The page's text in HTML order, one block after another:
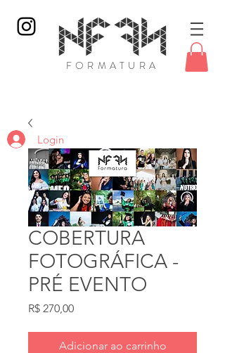
FORMATURA
Login
COBERTURA
FOTOGRÁFICA -
PRÉ EVENTO
R$ 270,00Preço
Adicionar ao carrinho